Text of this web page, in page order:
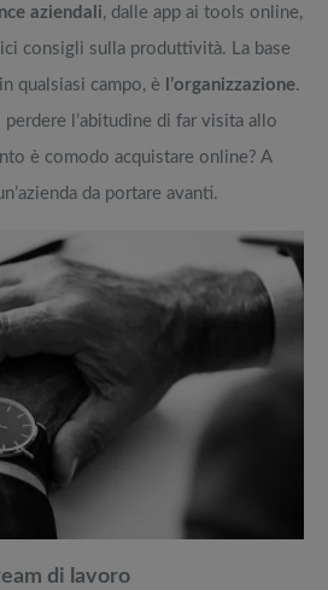
aziendali, dalle app ai tools online,
consigli sulla produttività. La base
qualsiasi campo, è
l’organizzazione.
perdere l’abitudine di far visita allo
è comodo acquistare online? A
da portare avanti.
di lavoro